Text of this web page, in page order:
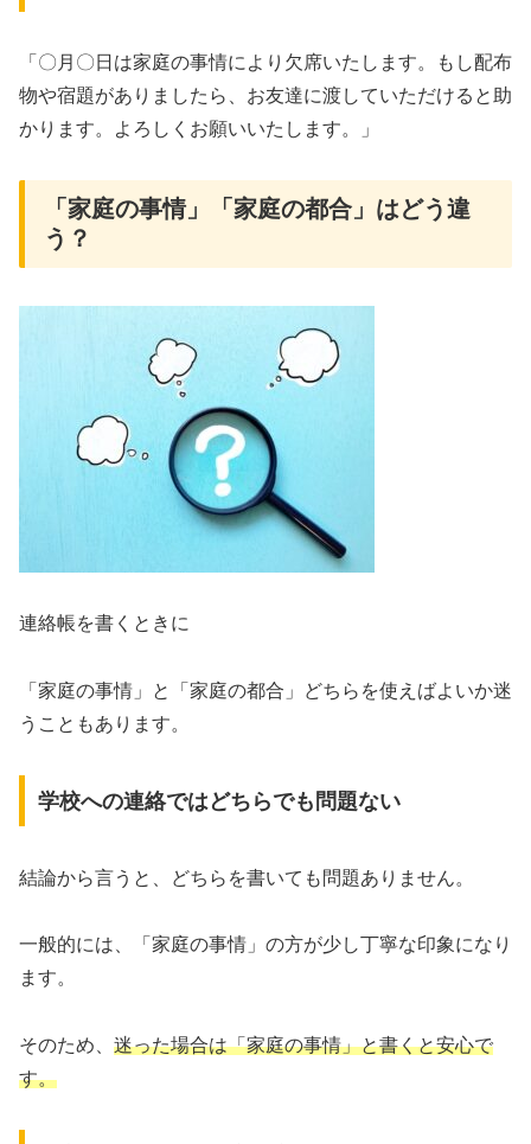
「〇月〇日は家庭の事情により欠席いたします。もし配布
物や宿題がありましたら、お友達に渡していただけると助
かります。よろしくお願いいたします。」
「家庭の事情」「家庭の都合」はどう違
う？
連絡帳を書くときに
「家庭の事情」と「家庭の都合」どちらを使えばよいか迷
うこともあります。
学校への連絡ではどちらでも問題ない
結論から言うと、どちらを書いても問題ありません。
一般的には、「家庭の事情」の方が少し丁寧な印象になり
ます。
そのため、 迷った場合は「家庭の事情」と書くと安心で
す。